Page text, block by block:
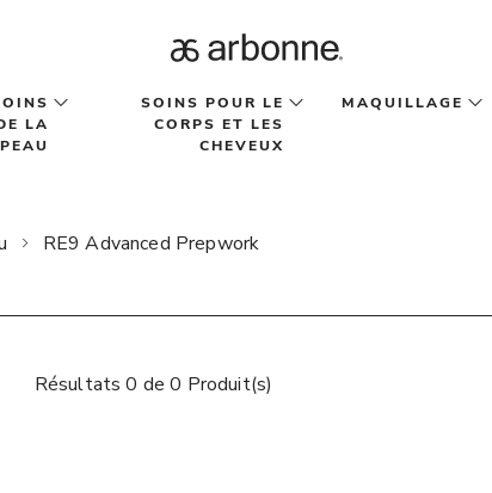
LA
PEAU
SOINS POUR LE
CORPS ET LES
CHEVEUX
MAQUILLAGE
RE9 Advanced Prepwork
Résultats 0 de 0 Produit(s)